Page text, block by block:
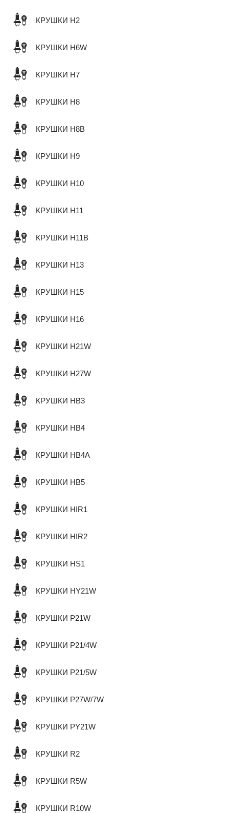
КРУШКИ H2
КРУШКИ H6W
КРУШКИ H7
КРУШКИ H8
КРУШКИ H8B
КРУШКИ H9
КРУШКИ H10
КРУШКИ H11
КРУШКИ H11B
КРУШКИ H13
КРУШКИ H15
КРУШКИ H16
КРУШКИ H21W
КРУШКИ H27W
КРУШКИ HB3
КРУШКИ HB4
КРУШКИ HB4A
КРУШКИ HB5
КРУШКИ HIR1
КРУШКИ HIR2
КРУШКИ HS1
КРУШКИ HY21W
КРУШКИ P21W
КРУШКИ P21/4W
КРУШКИ P21/5W
КРУШКИ P27W/7W
КРУШКИ PY21W
КРУШКИ R2
КРУШКИ R5W
КРУШКИ R10W